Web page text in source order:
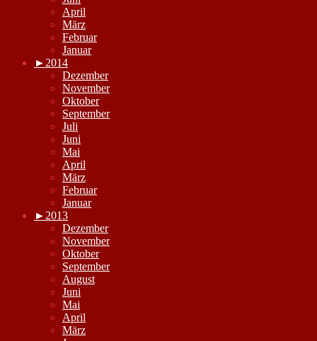
April
März
Februar
Januar
► 2014
Dezember
November
Oktober
September
Juli
Juni
Mai
April
März
Februar
Januar
► 2013
Dezember
November
Oktober
September
August
Juni
Mai
April
März